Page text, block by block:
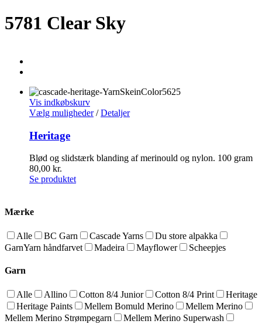
5781 Clear Sky
Vis indkøbskurv
Vælg muligheder/ Detaljer
Heritage
Blød og slidstærk blanding af merinould og nylon. 100 gram
80,00 kr.
Se produktet
Mærke
Alle BC Garn Cascade Yarns
Du store alpakka
GarnYarn håndfarvet
Madeira Mayflower Scheepjes
Garn
Alle Allino Cotton 8/4 Junior Cotton 8/4 Print
Heritage
Heritage Paints
Mellem Bomuld Merino
Mellem Merino
Mellem Merino Strømpegarn
Mellem Merino Superwash